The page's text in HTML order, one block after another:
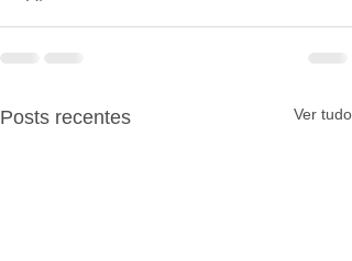
Posts recentes Ver tudo